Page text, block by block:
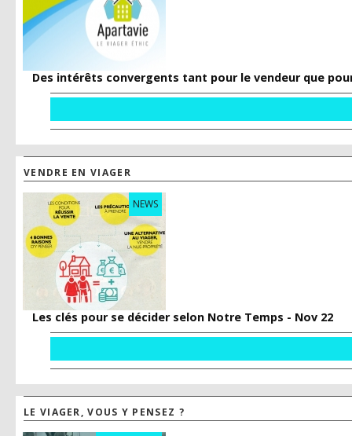
Des intérêts convergents tant pour le vendeur que
VENDRE EN VIAGER
NEWS
Les clés pour se décider selon Notre Temps - Nov 22
LE VIAGER, VOUS Y PENSEZ ?